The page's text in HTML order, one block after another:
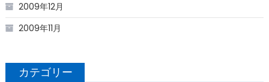
2009年12月
2009年11月
カテゴリー